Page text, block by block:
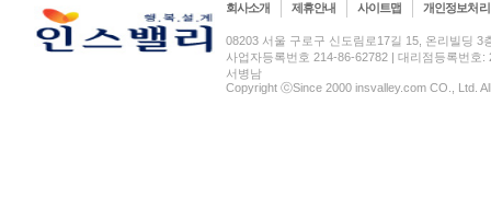
회사소개 제휴안내 사이트맵 개인정보처
08203 서울 구로구 신도림로17길 15, 온리빌딩
사업자등록번호 214-86-62782 | 대리점등록번호:
서병남
Copyright ⓒSince 2000 insvalley.com CO., Ltd.